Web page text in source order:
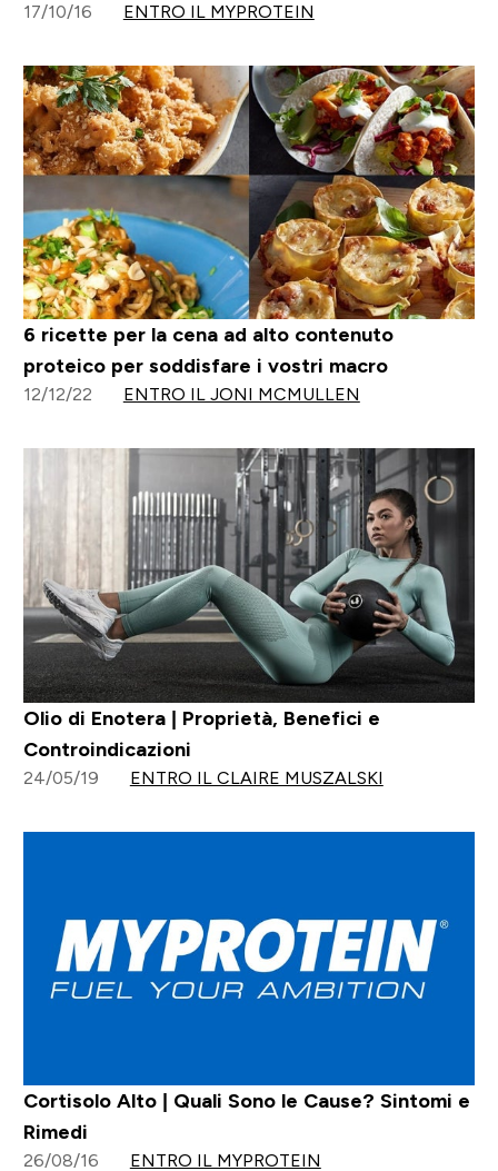
17/10/16 ENTRO IL MYPROTEIN
6 ricette per la cena ad alto contenuto
proteico per soddisfare i vostri macro
12/12/22 ENTRO IL JONI MCMULLEN
Olio di Enotera | Proprietà, Benefici e
Controindicazioni
24/05/19 ENTRO IL CLAIRE MUSZALSKI
Cortisolo Alto | Quali Sono le Cause? Sintomi e
Rimedi
26/08/16 ENTRO IL MYPROTEIN